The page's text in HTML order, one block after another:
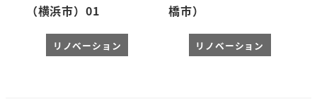
（横浜市）01
リノベーション
橋市）
リノベーション